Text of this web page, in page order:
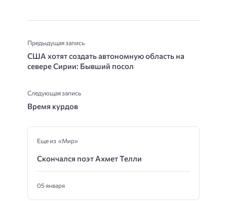
Предыдущая запись
США хотят создать автономную область на
севере Сирии: Бывший посол
Следующая запись
Время курдов
Еще из «Мир»
Скончался поэт Ахмет Телли
05 января